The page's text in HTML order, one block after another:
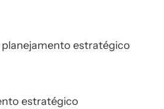
estratégico
estratégico